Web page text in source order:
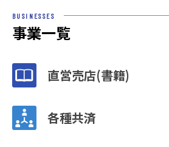
BUSINESSES
事業一覧
直営売店(書籍)
各種共済